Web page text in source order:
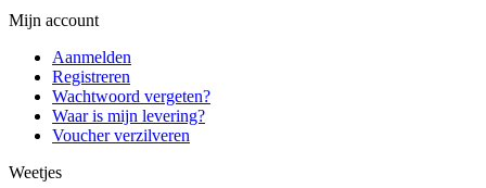
Mijn account
Aanmelden
Registreren
Wachtwoord vergeten?
Waar is mijn levering?
Voucher verzilveren
Weetjes